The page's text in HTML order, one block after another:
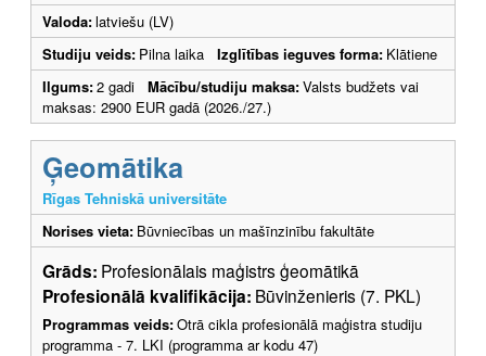
Valoda:latviešu (LV)
Studiju veids: Pilna laika Izglītības ieguves forma: Klātiene
Ilgums:2 gadi Mācību/studiju maksa:Valsts budžets vai
maksas: 2900 EUR gadā (2026./27.)
Ģeomātika
Rīgas Tehniskā universitāte
Norises vieta: Būvniecības un mašīnzinību fakultāte
Grāds: Profesionālais maģistrs ģeomātikā
Profesionālā kvalifikācija: Būvinženieris (7. PKL)
Programmas veids:Otrā cikla profesionālā maģistra studiju
programma - 7. LKI (programma ar kodu 47)